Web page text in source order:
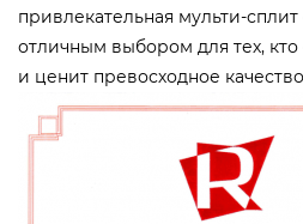
привлекательная мульти-сплит
отличным выбором для тех,
и ценит превосходное